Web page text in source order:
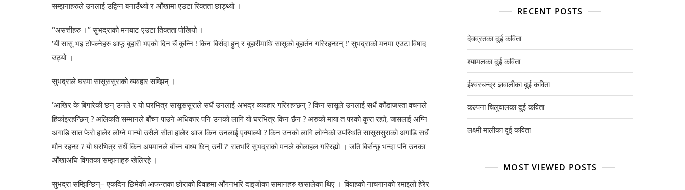
सम्झनाहरुले उनलाई उद्विग्न बनाउँथ्यो र आँखामा एउटा रिक्तता छाड्थ्यो ।
‘‘असत्तीहरु ।’’ सुभद्राको मनबाट एउटा तिक्तता पोखियो ।
‘यी सासू भइ टोपल्नेहरु आफू बुहारी भएको दिन चैं कुन्नि ! किन बिर्सदा हुन् र बुहारीमाथि सासूको बुहार्तन गरिरहन्छन् !’ सुभद्राको मनमा एउटा विषाद
उठ्यो ।
सुभद्राले घरमा सासूससुराको व्यवहार सम्झिन् ।
‘आखिर के बिगारेकी छन् उनले र यो घरभित्र सासूससुराले सधैं उनलाई अभद्र व्यवहार गरिरहन्छन् ? किन सासूले उनलाई सधैं काँडाजस्ता वचनले
हिर्काइरहन्छिन् ? अलिकति सम्मानले बाँच्न पाउने अधिकार पनि उनको लागि यो घरभित्र किन छैन ? अरुको माया त परको कुरा रह्यो, जसलाई अग्नि
अगाडि सात फेरो हालेर लोग्ने मान्यो उसैले सौता हालेर आज किन उनलाई एक्याल्यो ? किन उनको लागि लोग्नेको उपस्थिति सासूससुराको अगाडि सधैं
मौन रहन्छ ? यो घरभित्र सधैं किन अपमानले बाँच्न बाध्य छिन् उनी ?’ रातभरि सुभद्राको मनले कोलाहल गरिरह्यो । जति बिर्सन्छु भन्दा पनि उनका
आँखाअघि विगतका सम्झनाहरु खेलिरहे ।
सुभद्रा सम्झिन्छिन्– एकदिन छिमेकी आफन्तका छोराको विवाहमा आँगनभरि दाइजोका सामानहरु खसालेका थिए । विवाहको नाचगानको रमाइलो हेरेर
RECENT POSTS
देवव्रतका दुई कविता
श्यामलका दुई कविता
ईश्वरचन्द्र ज्ञवालीका दुई कविता
कल्पना चिलुवालका दुई कविता
लक्ष्मी मालीका दुई कविता
MOST VIEWED POSTS